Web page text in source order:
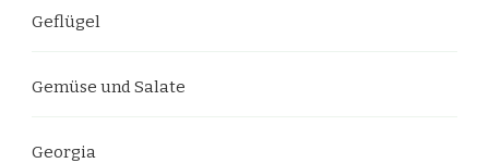
Geflügel
Gemüse und Salate
Georgia